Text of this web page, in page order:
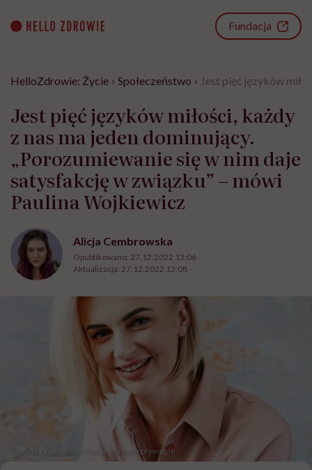
content
Fundacja
HelloZdrowie: Życie › Społeczeństwo › Jest pięć języków
Jest pięć języków miłości, każdy
z nas ma jeden dominujący.
„Porozumiewanie się w nim daje
satysfakcję w związku” – mówi
Paulina Wojkiewicz
Alicja Cembrowska
Opublikowano: 27.12.2022 13:06
Aktualizacja: 27.12.2022 13:08
Paulina Wojkiewicz / fot, archiwum prywatne